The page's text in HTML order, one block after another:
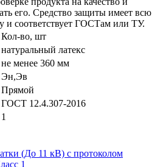
его. Средство защиты имеет всю
и соответствует ГОСТам или ТУ.
Кол-во, шт
натуральный латекс
не менее 360 мм
Эн,Эв
Прямой
ГОСТ 12.4.307-2016
1